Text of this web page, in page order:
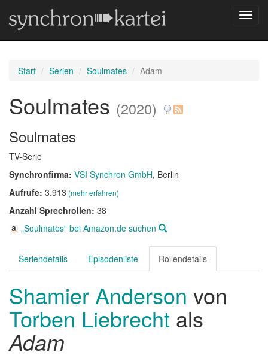
Start Serien Soulmates Adam
Soulmates (2020)
Soulmates
TV-Serie
Synchronfirma: VSI Synchron GmbH, Berlin
Aufrufe: 3.913 (mehr erfahren)
Anzahl Sprechrollen: 38
„Soulmates“ bei Amazon.de suchen
Seriendetails Episodenliste Rollendetails
Shamier Anderson von
Torben Liebrecht als
Adam